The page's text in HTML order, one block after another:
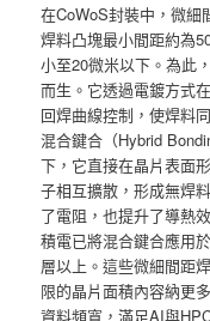
在CoWoS封裝中，微細
焊料凸塊最小間距約為
小至20微米以下。為此
而生。它透過電鍍方式
回焊曲線控制，使焊料
混合鍵合（Hybrid
下，它直接在晶片表面
子相互擴散，形成無焊
了電阻，也提升了導熱
積電已將混合鍵合應用
層以上。這些微細間距
限的晶片面積內容納更
資料頻寬，滿足AI與